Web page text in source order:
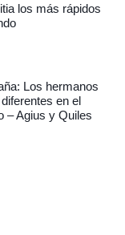
los más rápidos
Los hermanos
en el
– Agius y Quiles